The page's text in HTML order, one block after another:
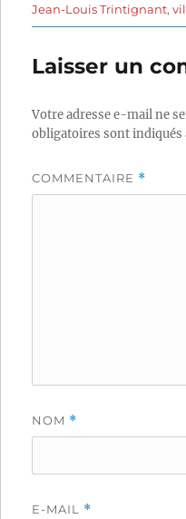
Jean-Louis Trintignant,
Laisser un
Votre adresse e-mail ne
obligatoires sont indiqués
COMMENTAIRE *
NOM *
E-MAIL *